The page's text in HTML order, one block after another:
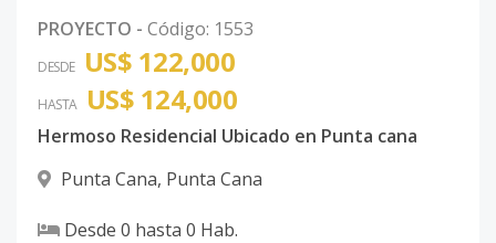
PROYECTO - Código: 1553
DESDE US$ 122,000
HASTA US$ 124,000
Hermoso Residencial Ubicado en Punta cana
Punta Cana, Punta Cana
Desde 0 hasta 0 Hab.